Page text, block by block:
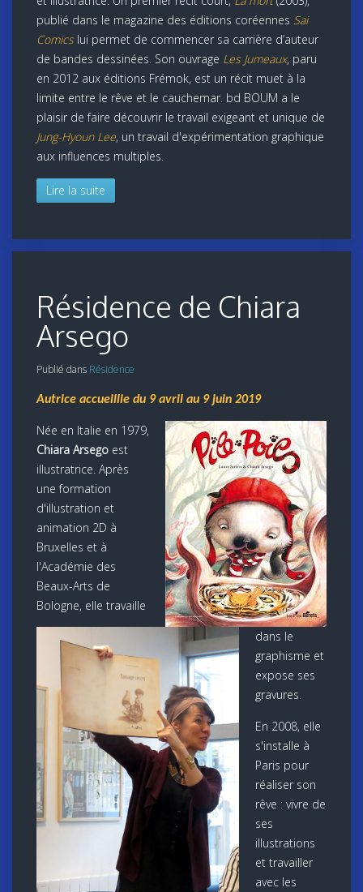
publié dans le magazine des éditions coréennes Sai
Comicslui permet de commencer sa carrière d’auteur
de bandes dessinées. Son ouvrage Les Jumeaux, paru
en 2012 aux éditions Frémok, est un récit muet à la
limite entre le rêve et le cauchemar. bd BOUM a le
plaisir de faire découvrir le travail exigeant et unique de
Jung-Hyoun Lee, un travail d'expérimentation graphique
aux influences multiples.
Lire la suite
Résidence de Chiara
Arsego
Publié dans Résidence
Autrice accueillie du 9 avril au 9 juin 2019
Née en Italie en 1979,
Chiara Arsego est
illustratrice. Après
une formation
d'illustration et
animation 2D à
Bruxelles et à
l'Académie des
Beaux-Arts de
Bologne, elle travaille
dans le
graphisme et
expose ses
gravures.
En 2008, elle
s'installe à
Paris pour
réaliser son
rêve : vivre de
ses
illustrations
et travailler
avec les